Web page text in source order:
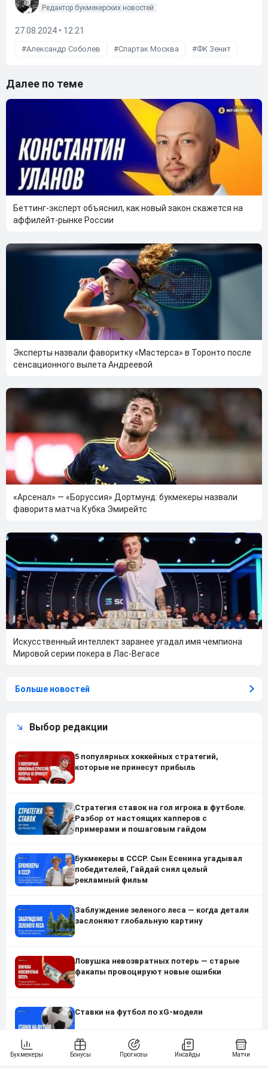
Редактор букмекерских новостей
27.08.2024 • 12:21
Александр Соболев Спартак Москва ФК Зенит
Далее по теме
Беттинг-эксперт объяснил, как новый закон скажется на
аффилейт-рынке России
Эксперты назвали фаворитку «Мастерса» в Торонто после
сенсационного вылета Андреевой
«Арсенал» — «Боруссия» Дортмунд: букмекеры назвали
фаворита матча Кубка Эмирейтс
Искусственный интеллект заранее угадал имя чемпиона
Мировой серии покера в Лас-Вегасе
Больше новостей
Выбор редакции
5 популярных хоккейных стратегий,
которые не принесут прибыль
Стратегия ставок на гол игрока в футболе.
Разбор от настоящих капперов с
примерами и пошаговым гайдом
Букмекеры в СССР. Сын Есенина угадывал
победителей, Гайдай снял целый
рекламный фильм
Заблуждение зеленого леса — когда детали
заслоняют глобальную картину
Ловушка невозвратных потерь — старые
факапы провоцируют новые ошибки
Ставки на футбол по xG-модели